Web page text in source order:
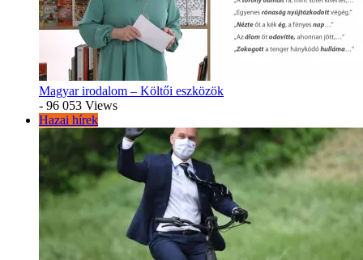
Magyar irodalom – Költői eszközök
- 96 053 Views
Hazai hírek